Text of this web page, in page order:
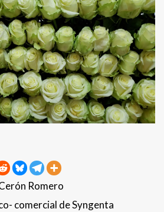
Romero
comercial de Syngenta